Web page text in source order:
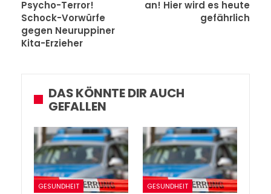
Psycho-Terror!
Schock-Vorwürfe
gegen Neuruppiner
Kita-Erzieher
an! Hier wird es heute
gefährlich
DAS KÖNNTE DIR AUCH
GEFALLEN
GESUNDHEIT GESUNDHEIT